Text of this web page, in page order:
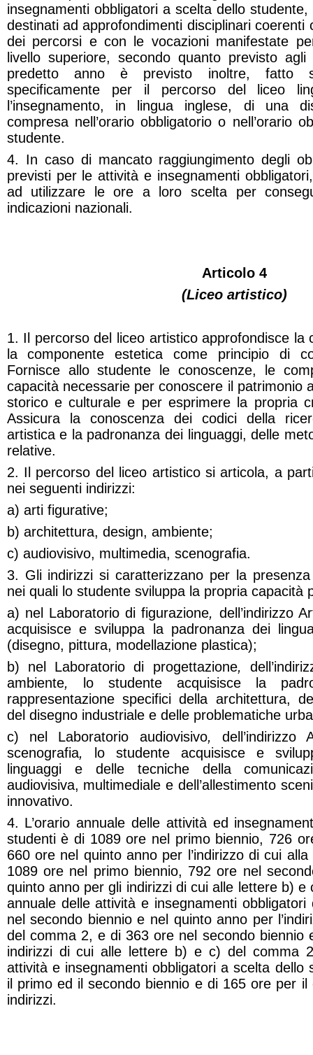
insegnamenti obbligatori a scelta dello
destinati ad approfondimenti disciplinari coerenti
dei percorsi e con le vocazioni manifestate
livello superiore, secondo quanto previsto
predetto anno è previsto inoltre, fatto
specificamente per il percorso del liceo
l’insegnamento, in lingua inglese, di una
compresa nell’orario obbligatorio o nell’orario
studente.
4. In caso di mancato raggiungimento degli
previsti per le attività e insegnamenti
ad utilizzare le ore a loro scelta per
indicazioni nazionali.
Articolo 4
(Liceo artistico)
1. Il percorso del liceo artistico approfondisce la
la componente estetica come principio di
Fornisce allo studente le conoscenze, le
capacità necessarie per conoscere il patrimonio
storico e culturale e per esprimere la propria
Assicura la conoscenza dei codici della
artistica e la padronanza dei linguaggi, delle
relative.
2. Il percorso del liceo artistico si articola, a
nei seguenti indirizzi:
a) arti figurative;
b) architettura, design, ambiente;
c) audiovisivo, multimedia, scenografia.
3. Gli indirizzi si caratterizzano per la
nei quali lo studente sviluppa la propria capacità
a) nel Laboratorio di figurazione, dell’indirizzo
acquisisce e sviluppa la padronanza dei
(disegno, pittura, modellazione plastica);
b) nel Laboratorio di progettazione,
ambiente,
lo studente acquisisce la
rappresentazione specifici della architettura,
del disegno industriale e delle problematiche
c) nel Laboratorio audiovisivo, dell’indirizzo
scenografia,
lo studente acquisisce e
linguaggi e delle tecniche della
audiovisiva, multimediale e dell’allestimento
innovativo.
4. L’orario annuale delle attività ed
studenti è di 1089 ore nel primo biennio, 726
660 ore nel quinto anno per l’indirizzo di cui
1089 ore nel primo biennio, 792 ore nel
quinto anno per gli indirizzi di cui alle lettere b) e
annuale delle attività e insegnamenti
nel secondo biennio e nel quinto anno per
del comma 2, e di 363 ore nel secondo biennio
indirizzi di cui alle lettere b) e c) del comma
attività e insegnamenti obbligatori a scelta dello
il primo ed il secondo biennio e di 165 ore per
indirizzi.